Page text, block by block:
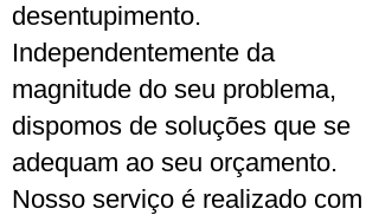
desentupimento.
Independentemente da
magnitude do seu problema,
dispomos de soluções que se
adequam ao seu orçamento.
Nosso serviço é realizado com